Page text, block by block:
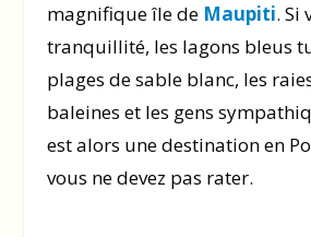
magnifique île de Maupiti. Si
tranquillité, les lagons bleus
plages de sable blanc, les
baleines et les gens
est alors une destination en
vous ne devez pas rater.